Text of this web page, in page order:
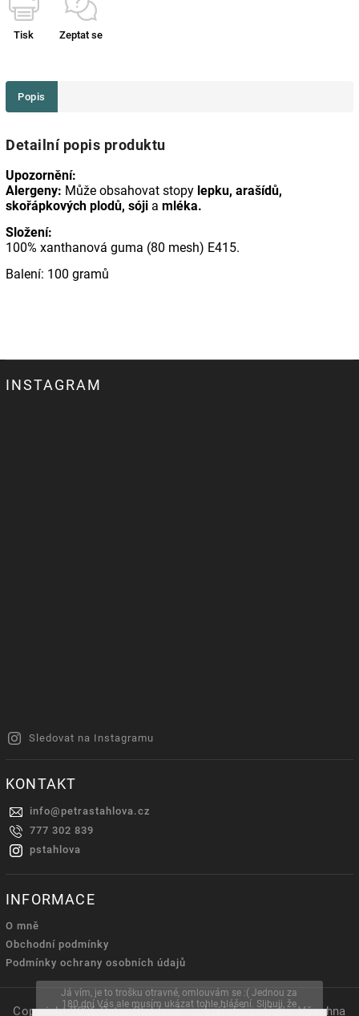
Já vím, je to trošku otravné, omlouvám se :( Jednou za
180 dní Vás ale musím ukázat tohle hlášení. Slibuji, že
Tisk Zeptat se
Popis
Detailní popis produktu
Upozornění:
Alergeny: Může obsahovat stopy lepku, arašídů,
skořápkových plodů, sóji a mléka.
Složení:
100% xanthanová guma (80 mesh) E415.
Balení: 100 gramů
INSTAGRAM
Sledovat na Instagramu
KONTAKT
info@petrastahlova.cz
777 302 839
pstahlova
INFORMACE
O mně
Obchodní podmínky
Podmínky ochrany osobních údajů
Copyright 2026Petra Stahlová - cukrářské potřeby. Všechna